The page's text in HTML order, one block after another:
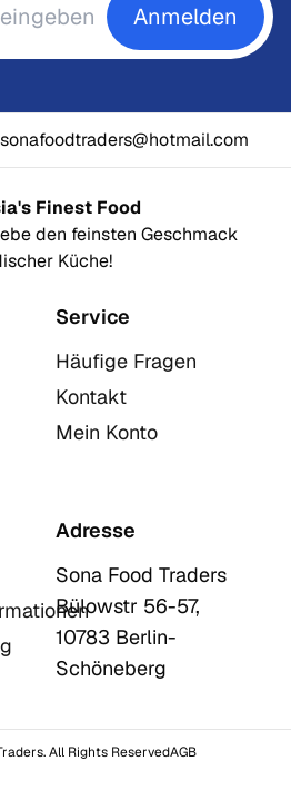
Anmelden
sonafoodtraders@hotmail.com
Finest Food
den feinsten Geschmack
Küche!
Service
Häufige Fragen
Kontakt
Mein Konto
Adresse
Sona Food Traders
Bülowstr 56-57,
10783 Berlin-
Schöneberg
All Rights ReservedAGB